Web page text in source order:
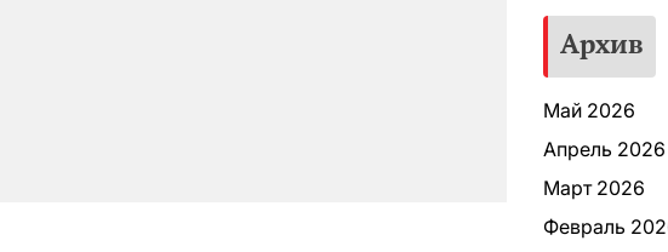
Архив
Май 2026
Апрель 2026
Март 2026
Февраль